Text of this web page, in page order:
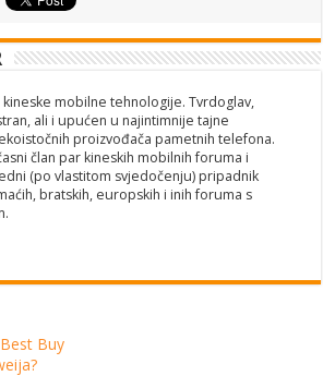
kineske mobilne tehnologije. Tvrdoglav,
ali i upućen u najintimnije tajne
proizvođača pametnih telefona.
član par kineskih mobilnih foruma i
(po vlastitom svjedočenju) pripadnik
bratskih, europskih i inih foruma s
Buy